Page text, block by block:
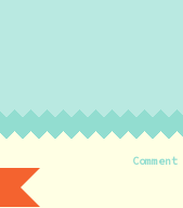
Comment